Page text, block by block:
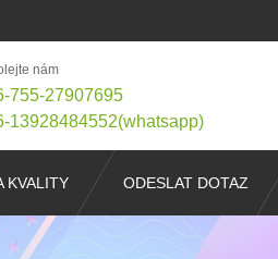
nám
755-27907695
13928484552(whatsapp)
KVALITY ODESLAT DOTAZ